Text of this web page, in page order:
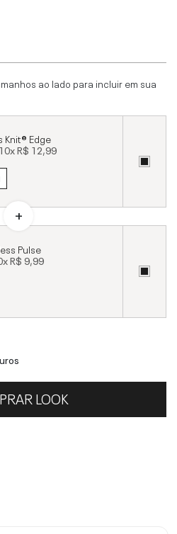
ao lado para incluir em sua
Knit® Edge
10xR$ 12,99
Pulse
R$ 9,99
LOOK